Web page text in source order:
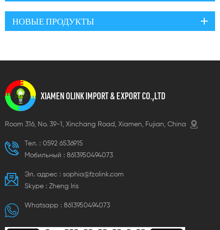
НОВЫЕ ПРОДУКТЫ
XIAMEN OLINK IMPORT & EXPORT CO.,LTD
Room 316, No. 39-1, Xinchang Road, Xiamen, Fujian, China
Тел. : 0592 6536915
Мобильный : 8613950494073
Эл. адрес : sophia@fzolink.com
Skype : Zheng lris
Whatsapp : 8613950494073